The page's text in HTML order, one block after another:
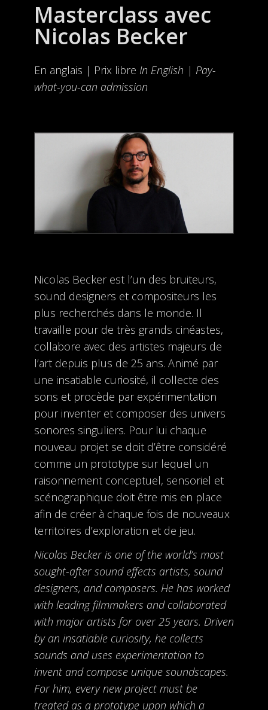
Masterclass avec
Nicolas Becker
En anglais | Prix libre In English | Pay-
what-you-can admission
Nicolas Becker est l’un des bruiteurs,
sound designers et compositeurs les
plus recherchés dans le monde. Il
travaille pour de très grands cinéastes,
collabore avec des artistes majeurs de
l’art depuis plus de 25 ans. Animé par
une insatiable curiosité, il collecte des
sons et procède par expérimentation
pour inventer et composer des univers
sonores singuliers. Pour lui chaque
nouveau projet se doit d’être considéré
comme un prototype sur lequel un
raisonnement conceptuel, sensoriel et
scénographique doit être mis en place
afin de créer à chaque fois de nouveaux
territoires d’exploration et de jeu.
Nicolas Becker is one of the world’s most
sought-after sound effects artists, sound
designers, and composers. He has worked
with leading filmmakers and collaborated
with major artists for over 25 years. Driven
by an insatiable curiosity, he collects
sounds and uses experimentation to
invent and compose unique soundscapes.
For him, every new project must be
treated as a prototype upon which a